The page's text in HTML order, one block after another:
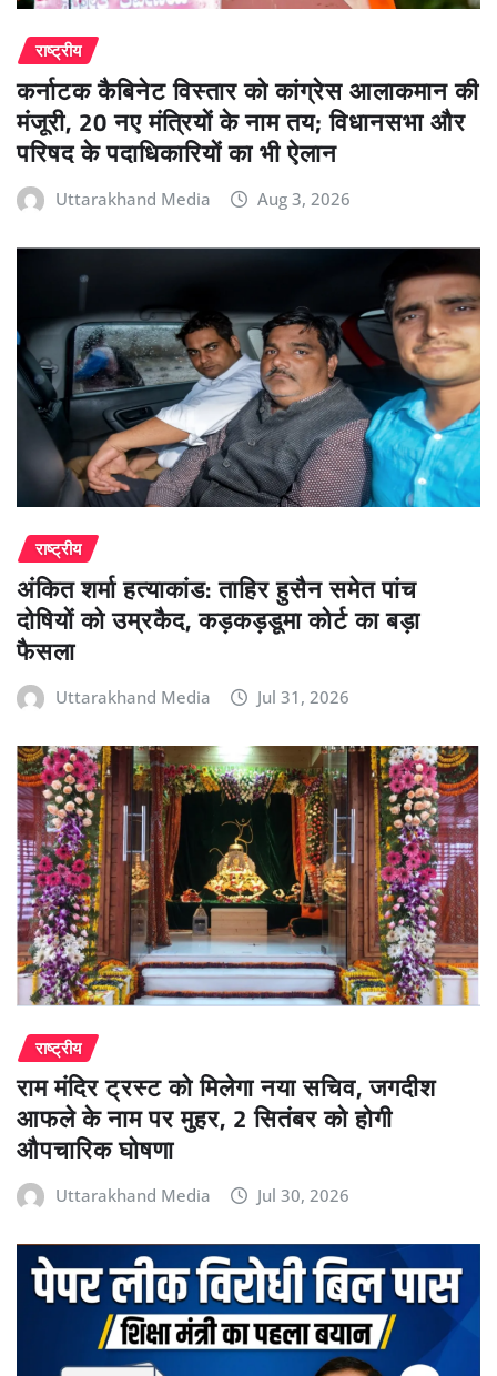
राष्ट्रीय
कर्नाटक कैबिनेट विस्तार को कांग्रेस आलाकमान की
मंजूरी, 20 नए मंत्रियों के नाम तय; विधानसभा और
परिषद के पदाधिकारियों का भी ऐलान
Uttarakhand Media Aug 3, 2026
राष्ट्रीय
अंकित शर्मा हत्याकांड: ताहिर हुसैन समेत पांच
दोषियों को उम्रकैद, कड़कड़डूमा कोर्ट का बड़ा
फैसला
Uttarakhand Media Jul 31, 2026
राष्ट्रीय
राम मंदिर ट्रस्ट को मिलेगा नया सचिव, जगदीश
आफले के नाम पर मुहर, 2 सितंबर को होगी
औपचारिक घोषणा
Uttarakhand Media Jul 30, 2026